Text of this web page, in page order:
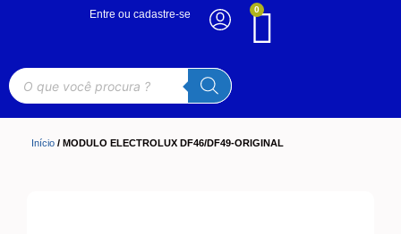
0
Entre ou cadastre-se
Início / MODULO ELECTROLUX DF46/DF49-ORIGINAL